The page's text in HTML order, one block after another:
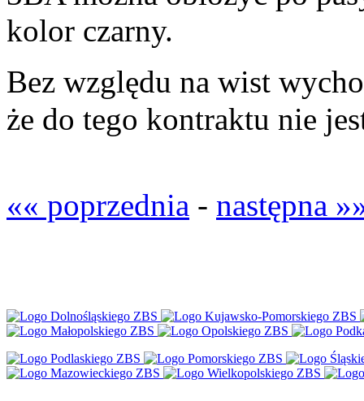
kolor czarny.
Bez względu na wist
że do tego kontraktu nie
«« poprzednia - następna